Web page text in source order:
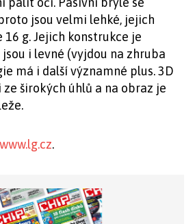
jsou velmi lehké, jejich
g. Jejich konstrukce je
i levné (vyjdou na zhruba
má i další významné plus. 3D
širokých úhlů a na obraz je
www.lg.cz.